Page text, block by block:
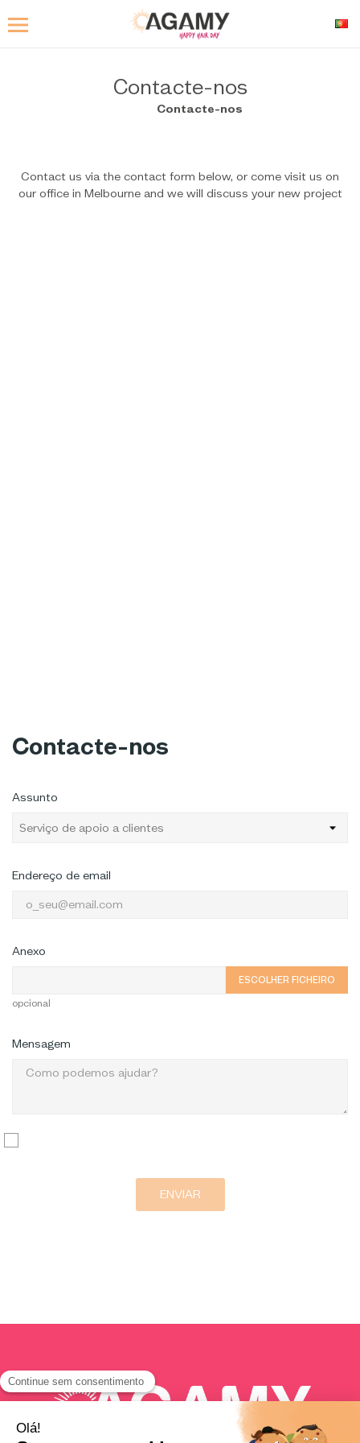
Contacte-nos
Contacte-nos
Contact us via the contact form below, or come visit us on
our office in Melbourne and we will discuss your new project
Contacte-nos
Assunto
Endereço de email
Anexo
ESCOLHER FICHEIRO
opcional
Mensagem